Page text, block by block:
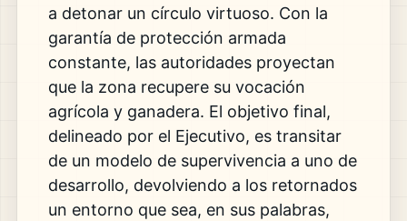
a detonar un círculo virtuoso. Con la
garantía de protección armada
constante, las autoridades proyectan
que la zona recupere su vocación
agrícola y ganadera. El objetivo final,
delineado por el Ejecutivo, es transitar
de un modelo de supervivencia a uno de
desarrollo, devolviendo a los retornados
un entorno que sea, en sus palabras,